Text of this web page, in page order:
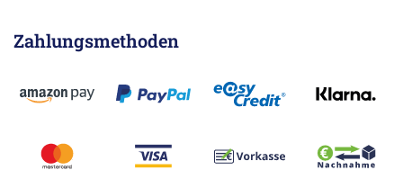
Zahlungsmethoden